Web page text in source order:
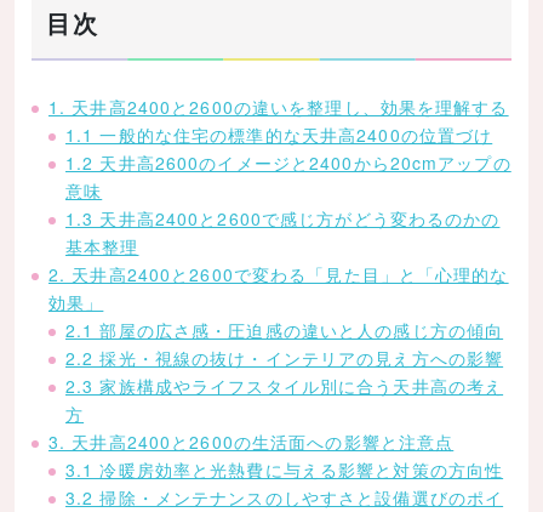
目次
1. 天井高2400と2600の違いを整理し、効果を理解する
1.1 一般的な住宅の標準的な天井高2400の位置づけ
1.2 天井高2600のイメージと2400から20cmアップの
意味
1.3 天井高2400と2600で感じ方がどう変わるのかの
基本整理
2. 天井高2400と2600で変わる「見た目」と「心理的な
効果」
2.1 部屋の広さ感・圧迫感の違いと人の感じ方の傾向
2.2 採光・視線の抜け・インテリアの見え方への影響
2.3 家族構成やライフスタイル別に合う天井高の考え
方
3. 天井高2400と2600の生活面への影響と注意点
3.1 冷暖房効率と光熱費に与える影響と対策の方向性
3.2 掃除・メンテナンスのしやすさと設備選びのポイ